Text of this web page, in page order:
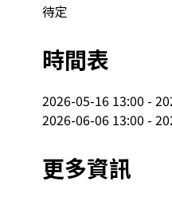
待定
時間表
2026-05-16 13:00 -
2026-06-06 13:00 -
更多資訊